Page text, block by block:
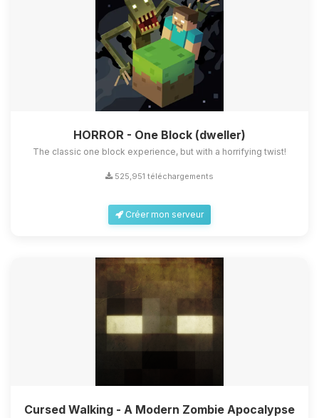
HORROR - One Block (dweller)
The classic one block experience, but with a horrifying twist!
525,951 téléchargements
Créer mon serveur
Cursed Walking - A Modern Zombie Apocalypse